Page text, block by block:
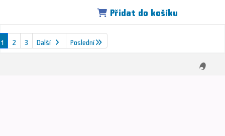
Přidat do košíku
1 2 3 Další Poslední